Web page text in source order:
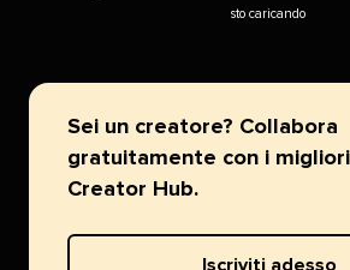
sto caricando​​
Sei un creatore? Collabora
gratuitamente con i migliori
Creator Hub.​​
Iscriviti adesso​​